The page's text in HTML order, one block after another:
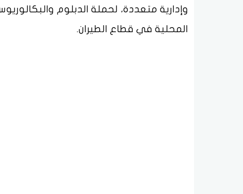
وإدارية متعددة، لحملة الدبلوم
المحلية في قطاع الطيران.